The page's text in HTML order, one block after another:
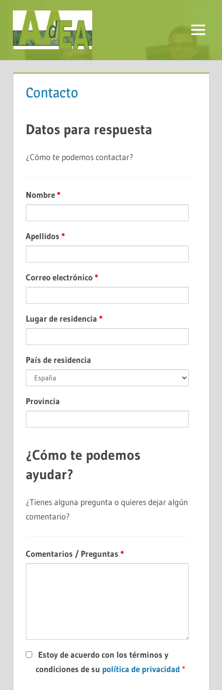
contenido
AADEA Menú
Contacto
Datos para respuesta
¿Cómo te podemos contactar?
Nombre*
Apellidos *
Correo electrónico*
Lugar de residencia *
País de residencia
Provincia
¿Cómo te podemos
ayudar?
¿Tienes alguna pregunta o quieres dejar algún
comentario?
Comentarios / Preguntas *
Estoy de acuerdo con los términos y
condiciones de su política de privacidad *